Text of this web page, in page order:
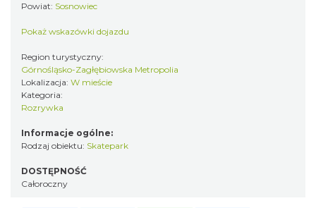
Powiat: Sosnowiec
Pokaż wskazówki dojazdu
Region turystyczny:
Górnośląsko-Zagłębiowska Metropolia
Lokalizacja: W mieście
Kategoria:
Rozrywka
Informacje ogólne:
Rodzaj obiektu: Skatepark
DOSTĘPNOŚĆ
Całoroczny